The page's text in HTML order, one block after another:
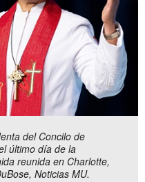
del Concilo de
último día de la
reunida en Charlotte,
Noticias MU.